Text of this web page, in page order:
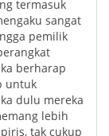
termasuk
sangat
pemilik
berharap
untuk
dulu mereka
lebih
tak cukup